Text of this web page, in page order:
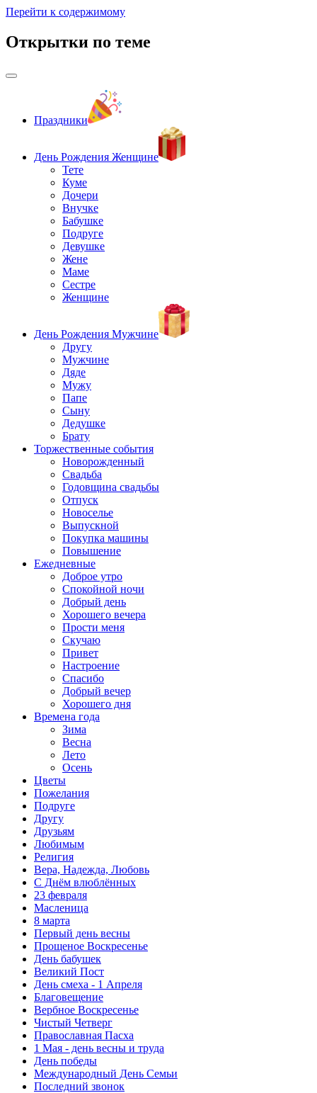
Перейти к содержимому
Открытки по теме
Праздники
День Рождения Женщине
Тете
Куме
Дочери
Внучке
Бабушке
Подруге
Девушке
Жене
Маме
Сестре
Женщине
День Рождения Мужчине
Другу
Мужчине
Дяде
Мужу
Папе
Сыну
Дедушке
Брату
Торжественные события
Новорожденный
Свадьба
Годовщина свадьбы
Отпуск
Новоселье
Выпускной
Покупка машины
Повышение
Ежедневные
Доброе утро
Спокойной ночи
Добрый день
Хорошего вечера
Прости меня
Скучаю
Привет
Настроение
Спасибо
Добрый вечер
Хорошего дня
Времена года
Зима
Весна
Лето
Осень
Цветы
Пожелания
Подруге
Другу
Друзьям
Любимым
Религия
Вера, Надежда, Любовь
С Днём влюблённых
23 февраля
Масленица
8 марта
Первый день весны
Прощеное Воскресенье
День бабушек
Великий Пост
День смеха - 1 Апреля
Благовещение
Вербное Воскресенье
Чистый Четверг
Православная Пасха
1 Мая - день весны и труда
День победы
Международный День Семьи
Последний звонок